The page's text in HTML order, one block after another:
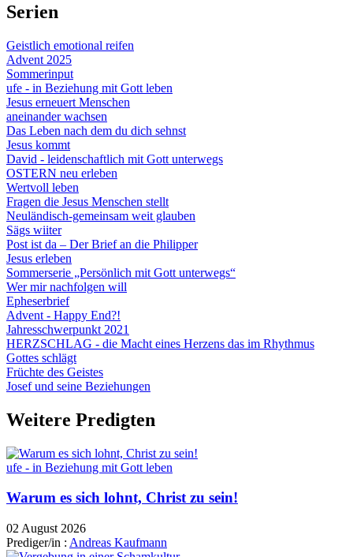
Serien
Geistlich emotional reifen
Advent 2025
Sommerinput
ufe - in Beziehung mit Gott leben
Jesus erneuert Menschen
aneinander wachsen
Das Leben nach dem du dich sehnst
Jesus kommt
David - leidenschaftlich mit Gott unterwegs
OSTERN neu erleben
Wertvoll leben
Fragen die Jesus Menschen stellt
Neuländisch-gemeinsam weit glauben
Sägs wiiter
Post ist da – Der Brief an die Philipper
Jesus erleben
Sommerserie „Persönlich mit Gott unterwegs“
Wer mir nachfolgen will
Epheserbrief
Advent - Happy End?!
Jahresschwerpunkt 2021
HERZSCHLAG - die Macht eines Herzens das im Rhythmus
Gottes schlägt
Früchte des Geistes
Josef und seine Beziehungen
Weitere Predigten
ufe - in Beziehung mit Gott leben
Warum es sich lohnt, Christ zu sein!
02 August 2026
Prediger/in : Andreas Kaufmann